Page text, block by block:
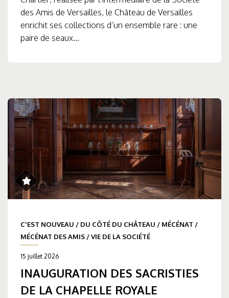
des Amis de Versailles, le Château de Versailles
enrichit ses collections d’un ensemble rare : une
paire de seaux...
C'EST NOUVEAU / DU CÔTÉ DU CHÂTEAU / MÉCÉNAT /
MÉCÉNAT DES AMIS /VIE DE LA SOCIÉTÉ
15 juillet 2026
INAUGURATION DES SACRISTIES
DE LA CHAPELLE ROYALE